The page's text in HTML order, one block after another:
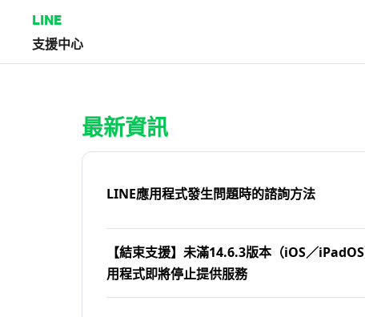
LINE
支援中心
最新資訊
LINE應用程式發生問題時的諮詢方法
【結束支援】未滿14.6.3版本（iOS／
用程式即將停止提供服務